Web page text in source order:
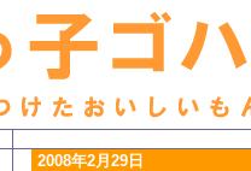
2008年2月29日